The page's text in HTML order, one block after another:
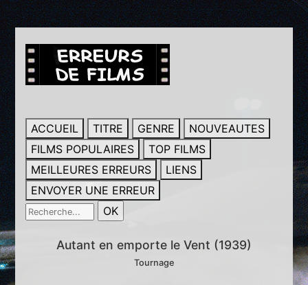
ACCUEIL TITRE GENRE
NOUVEAUTES
FILMS POPULAIRES
TOP FILMS
MEILLEURES ERREURS
LIENS
ENVOYER UNE ERREUR
Autant en emporte le Vent (1939)
Tournage